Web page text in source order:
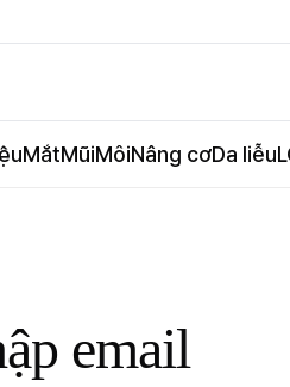
MắtMũiMôiNâng cơDa liễu
email